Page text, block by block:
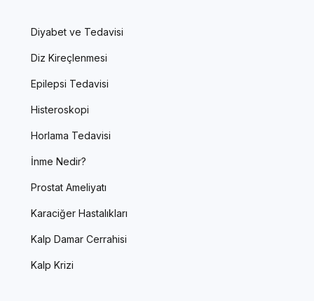
Diyabet ve Tedavisi
Diz Kireçlenmesi
Epilepsi Tedavisi
Histeroskopi
Horlama Tedavisi
İnme Nedir?
Prostat Ameliyatı
Karaciğer Hastalıkları
Kalp Damar Cerrahisi
Kalp Krizi